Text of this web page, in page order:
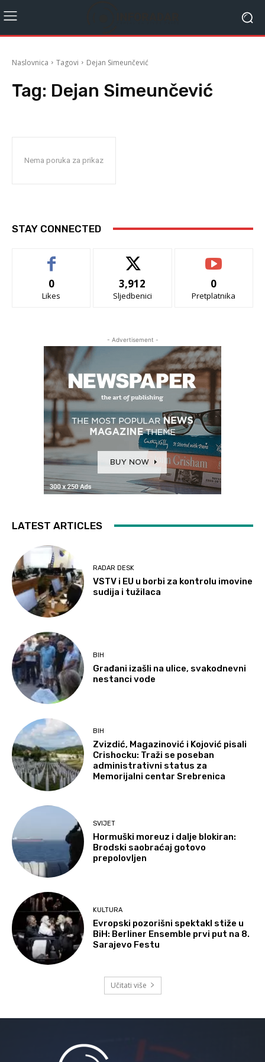
Naslovnica Tagovi Dejan Simeunčević
Tag: Dejan Simeunčević
Nema poruka za prikaz
STAY CONNECTED
0
Likes
3,912
Sljedbenici
0
Pretplatnika
- Advertisement -
LATEST ARTICLES
RADAR DESK
VSTV i EU u borbi za kontrolu imovine
sudija i tužilaca
BIH
Građani izašli na ulice, svakodnevni
nestanci vode
BIH
Zvizdić, Magazinović i Kojović pisali
Crishocku: Traži se poseban
administrativni status za
Memorijalni centar Srebrenica
SVIJET
Hormuški moreuz i dalje blokiran:
Brodski saobraćaj gotovo
prepolovljen
KULTURA
Evropski pozorišni spektakl stiže u
BiH: Berliner Ensemble prvi put na 8.
Sarajevo Festu
Učitati više